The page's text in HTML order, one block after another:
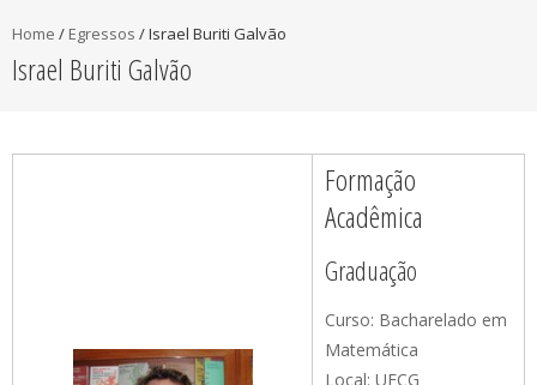
Home / Egressos /Israel Buriti Galvão
Israel Buriti Galvão
Formação
Acadêmica
Graduação
Curso: Bacharelado em
Matemática
Local: UFCG